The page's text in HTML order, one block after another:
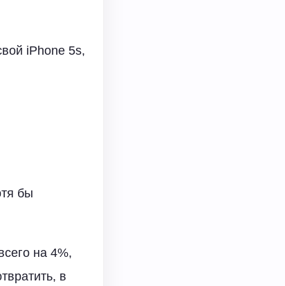
iPhone 5s,
бы
на 4%,
в